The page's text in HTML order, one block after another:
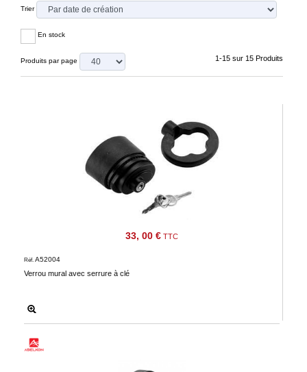
Air
Comprimé‣
Outdoor
‣
Téléchargements
compte
Trier
En stock
Produits par page 1-15 sur 15 Produits
33, 00 € TTC
Verrou mural avec serrure à clé
Réf. A52004